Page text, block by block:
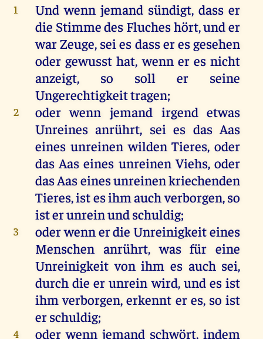
1 Und wenn jemand sündigt, dasser
die Stimmedes Flucheshört,under
warZeuge, sei es dasseresgesehen
odergewussthat,wenn er es nicht
anzeigt, so soll er
seine
Ungerechtigkeittragen;
2 oder wenn jemand irgend etwas
Unreines anrührt, sei es das Aas
eines unreinen wilden Tieres,oder
das Aas eines unreinen Viehs,oder
dasAaseinesunreinenkriechenden
Tieres,istesihmauchverborgen,so
isterunreinundschuldig;
3 oderwennerdie Unreinigkeiteines
Menschen anrührt,was für eine
Unreinigkeit von ihm es auch sei,
durch die er unrein wird, und es ist
ihm verborgen,erkennt er es, so ist
erschuldig;
4 oder wenn jemand schwört,indem